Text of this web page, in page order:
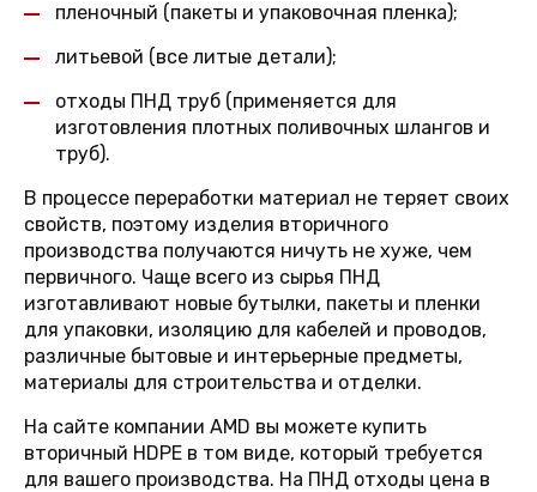
пленочный (пакеты и упаковочная пленка);
литьевой (все литые детали);
отходы ПНД труб (применяется для
изготовления плотных поливочных шлангов и
труб).
В процессе переработки материал не теряет своих
свойств, поэтому изделия вторичного
производства получаются ничуть не хуже, чем
первичного. Чаще всего из сырья ПНД
изготавливают новые бутылки, пакеты и пленки
для упаковки, изоляцию для кабелей и проводов,
различные бытовые и интерьерные предметы,
материалы для строительства и отделки.
На сайте компании AMD вы можете купить
вторичный HDPE в том виде, который требуется
для вашего производства. На ПНД отходы цена в